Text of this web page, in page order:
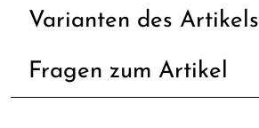
Varianten des Artikels
Fragen zum Artikel